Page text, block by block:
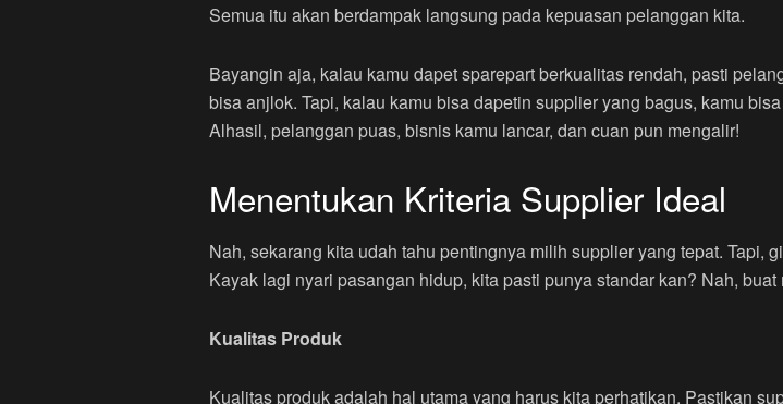
Semua itu akan berdampak langsung pada kepuasan pelanggan kita.
Bayangin aja, kalau kamu dapet sparepart berkualitas rendah, pasti
bisa anjlok. Tapi, kalau kamu bisa dapetin supplier yang bagus, kamu
Alhasil, pelanggan puas, bisnis kamu lancar, dan cuan pun mengalir!
Menentukan Kriteria Supplier Ideal
Nah, sekarang kita udah tahu pentingnya milih supplier yang tepat.
Kayak lagi nyari pasangan hidup, kita pasti punya standar kan? Nah,
Kualitas Produk
Kualitas produk adalah hal utama yang harus kita perhatikan. Pastikan